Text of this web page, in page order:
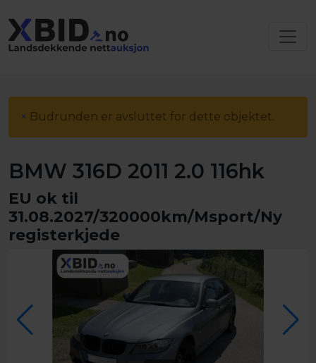
× Budrunden er avsluttet for dette objektet.
BMW 316D 2011 2.0 116hk
EU ok til
31.08.2027/320000km/Msport/Ny
registerkjede